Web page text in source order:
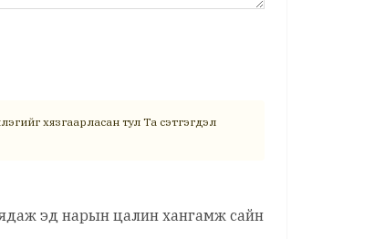
хязгаарласан тул Та сэтгэгдэл
ядаж эд нарын цалин хангамж сайн